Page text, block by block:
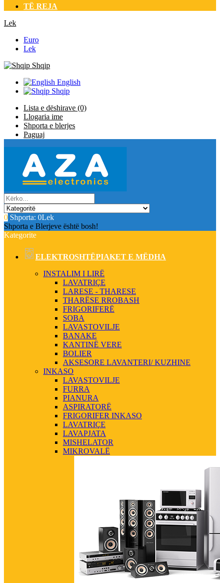
TË REJA
Lek
Euro
Lek
Shqip
English
Shqip
Lista e dëshirave (0)
Llogaria ime
Shporta e blerjes
Paguaj
0 Shporta: 0Lek
Shporta e Blerjeve është bosh!
Kategorite
ELEKTROSHTËPIAKET E MËDHA
INSTALIM I LIRË
LAVATRIÇE
LARESE - THARESE
THARËSE RROBASH
FRIGORIFERË
SOBA
LAVASTOVILJE
BANAKE
KANTINË VERE
BOLIER
AKSESORE LAVANTERI/ KUZHINE
INKASO
LAVASTOVILJE
FURRA
PIANURA
ASPIRATORË
FRIGORIFER INKASO
LAVATRIÇE
LAVAPJATA
MISHELATOR
MIKROVALË